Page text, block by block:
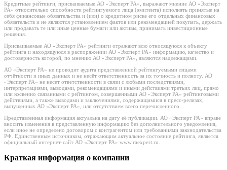
Кредитные рейтинги, присваиваемые АО «Эксперт РА», выражают мнение АО «Эксперт
РА» относительно способности рейтингуемого лица (эмитента) исполнять принятые на
себя финансовые обязательства и (или) о кредитном риске его отдельных финансовых
обязательств и не являются установлением фактов или рекомендацией покупать, держать
или продавать те или иные ценные бумаги или активы, принимать инвестиционные
решения.
Присваиваемые АО «Эксперт РА» рейтинги отражают всю относящуюся к объекту
рейтинга и находящуюся в распоряжении АО «Эксперт РА» информацию, качество и
достоверность которой, по мнению АО «Эксперт РА», являются надлежащими.
АО «Эксперт РА» не проводит аудита представленной рейтингуемыми лицами
отчётности и иных данных и не несёт ответственность за их точность и полноту. АО
«Эксперт РА» не несет ответственности в связи с любыми последствиями,
интерпретациями, выводами, рекомендациями и иными действиями третьих лиц, прямо
или косвенно связанными с рейтингом, совершенными АО «Эксперт РА» рейтинговыми
действиями, а также выводами и заключениями, содержащимися в пресс-релизах,
выпущенных АО «Эксперт РА», или отсутствием всего перечисленного.
Представленная информация актуальна на дату её публикации. АО «Эксперт РА» вправе
вносить изменения в представленную информацию без дополнительного уведомления,
если иное не определено договором с контрагентом или требованиями законодательства
РФ. Единственным источником, отражающим актуальное состояние рейтинга, является
официальный интернет-сайт АО «Эксперт РА» www.raexpert.ru.
Краткая информация о компании